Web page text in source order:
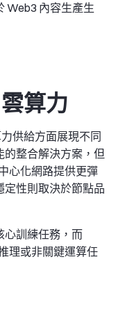
Web3 內容生產生
算力
供給方面展現不同
整合解決方案，但
心化網路提供更彈
性則取決於節點品
心訓練任務，而
理或非關鍵運算任